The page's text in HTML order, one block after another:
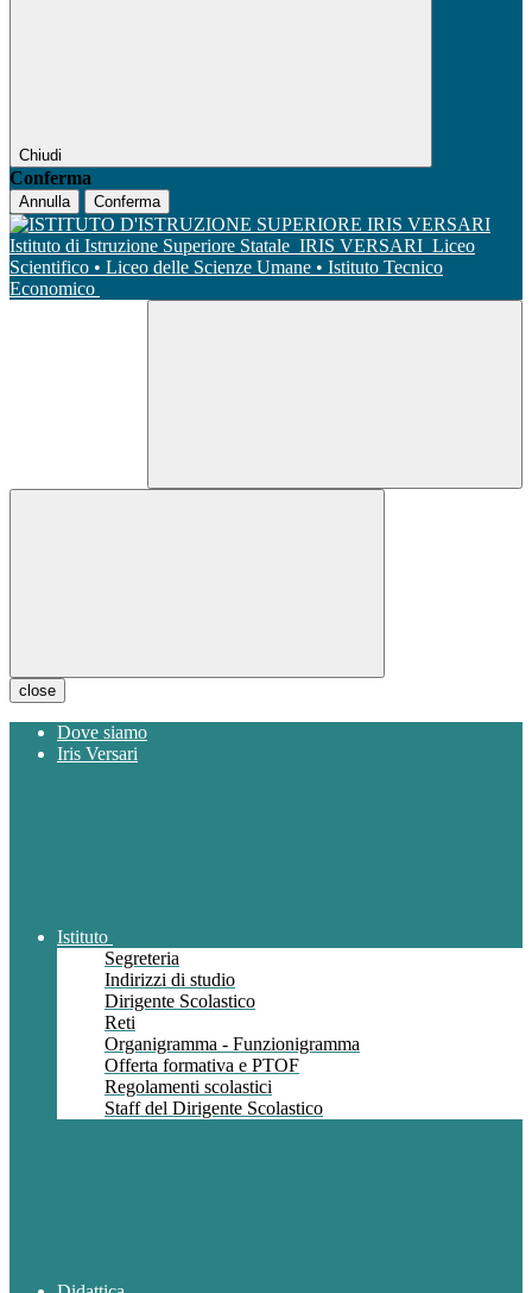
Chiudi
Conferma
Annulla Conferma
Istituto di Istruzione Superiore Statale IRIS VERSARI Liceo
Scientifico • Liceo delle Scienze Umane • Istituto Tecnico
Economico
close
Dove siamo
Iris Versari
Istituto
Segreteria
Indirizzi di studio
Dirigente Scolastico
Reti
Organigramma - Funzionigramma
Offerta formativa e PTOF
Regolamenti scolastici
Staff del Dirigente Scolastico